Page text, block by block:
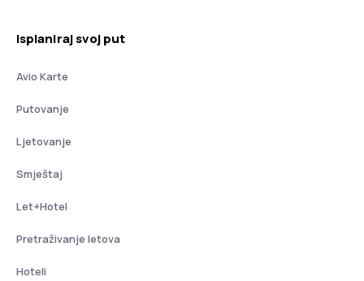
Isplaniraj svoj put
Avio Karte
Putovanje
Ljetovanje
Smještaj
Let+Hotel
Pretraživanje letova
Hoteli